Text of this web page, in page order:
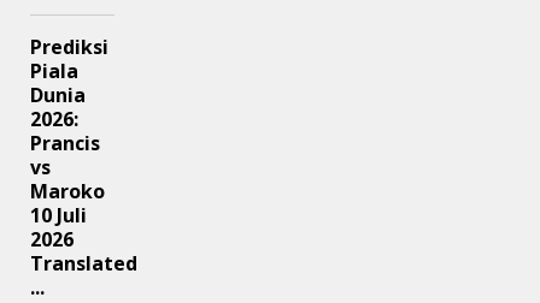
Prediksi
Piala
Dunia
2026:
Prancis
vs
Maroko
10 Juli
2026
Translated
...